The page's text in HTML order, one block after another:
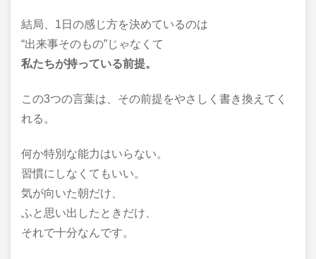
結局、1日の感じ方を決めているのは
“出来事そのもの”じゃなくて
私たちが持っている前提。
この3つの言葉は、その前提をやさしく書き換えてく
れる。
何か特別な能力はいらない。
習慣にしなくてもいい。
気が向いた朝だけ、
ふと思い出したときだけ、
それで十分なんです。